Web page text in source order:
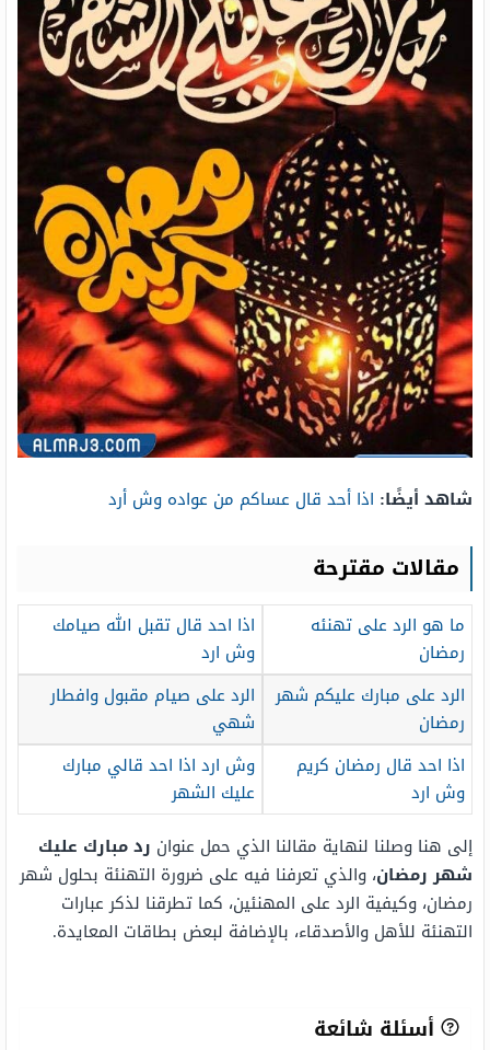
شاهد أيضًا: اذا أحد قال عساكم من عواده وش أرد
مقالات مقترحة
ما هو الرد على تهنئه
رمضان
اذا احد قال تقبل الله صيامك
وش ارد
الرد على مبارك عليكم شهر
رمضان
الرد على صيام مقبول وافطار
شهي
اذا احد قال رمضان كريم
وش ارد
وش ارد اذا احد قالي مبارك
عليك الشهر
إلى هنا وصلنا لنهاية مقالنا الذي حمل عنوان رد مبارك عليك
شهر رمضان، والذي تعرفنا فيه على ضرورة التهنئة بحلول شهر
رمضان، وكيفية الرد على المهنئين، كما تطرقنا لذكر عبارات
التهنئة للأهل والأصدقاء، بالإضافة لبعض بطاقات المعايدة.
أسئلة شائعة